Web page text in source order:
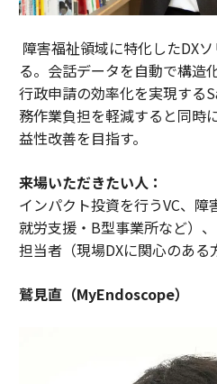
障害福祉領域に特化したDX
る。会話データを自動で構造
行政申請の効率化を実現する
務作業負担を軽減すると同時
益性改善を目指す。
来場いただきたい人：
インパクト投資を行うVC、
就労支援・B型事業所など）
担当者（現場DXに関心のある
鷲見直（MyEndoscope）